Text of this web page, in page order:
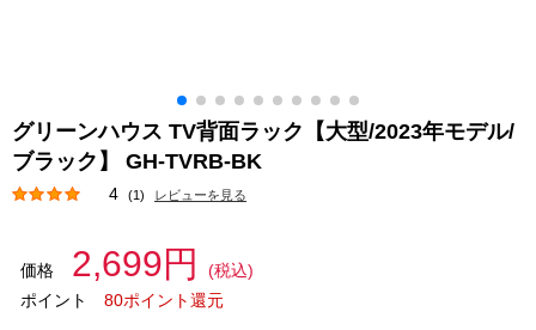
グリーンハウス TV背面ラック【大型/2023年モデル/
ブラック】 GH-TVRB-BK
4 (1) レビューを見る
価格 2,699円
(税込)
ポイント
80ポイント還元